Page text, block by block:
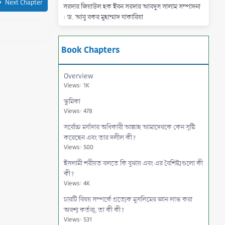
Next Chapter
সরদার জিয়াউল হক ইবন সরদার আবদুস সালাম সম্পাদনা
: ড. আবু বকর মুহাম্মাদ যাকারিয়া
Book Chapters
Overview
Views: 1K
ভুমিকা
Views: 478
সর্বোচ্চ মর্যাদার অধিকারী আল্লাহ আমাদেরকে কেন সৃষ্টি
করেছেন এবং তার দলীল কী?
Views: 500
ইসলামী শরীয়ত বলতে কি বুঝায় এবং এর বৈশিষ্ট্যগুলো কী
কী?
Views: 4K
চারটি বিষয় সম্পর্কে প্রত্যেক মুসলিমের জ্ঞান লাভ করা
অবশ্য কর্তব্য, তা কী কী?
Views: 531